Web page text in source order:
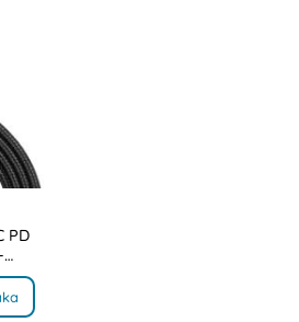
PD
Nylon Kabel - Svart/Röd